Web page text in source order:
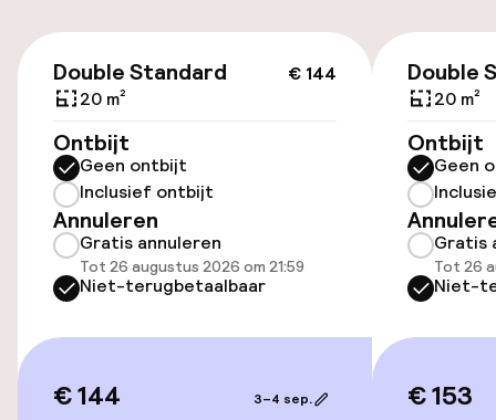
Openbaar parkeren
Toegankelijkheid
Overal rolstoeltoegankelijk
Lift
geoptimaliseerde kamers beschikbaar
€ 144
Double Standard
20 m²
Ontbijt
Geen ontbijt
Inclusief ontbijt
Annuleren
Gratis annuleren
Tot 26 augustus 2026 om 21:59
Niet-terugbetaalbaar
€ 144 3–4 sep.
Double
20 m²
Ontbijt
Geen
Gratis
Tot 26
Niet-
€ 153